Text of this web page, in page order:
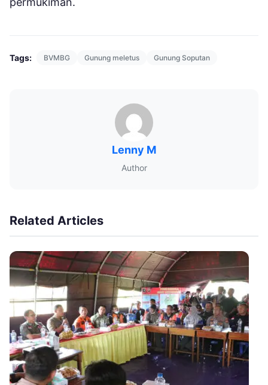
Tags: BVMBG Gunung meletus Gunung Soputan
Lenny M
Author
Related Articles